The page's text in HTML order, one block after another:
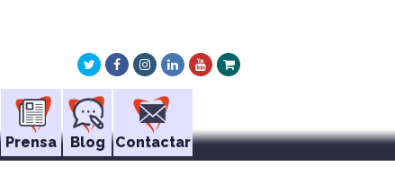
TwitterFacebookInstagram
LinkedInYoutube
Xing
Prensa Blog Contactar